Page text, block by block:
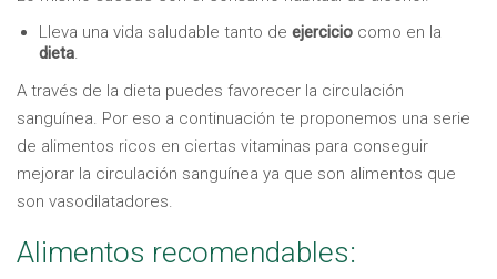
Lleva una vida saludable tanto de ejercicio como en la
dieta.
A través de la dieta puedes favorecer la circulación
sanguínea. Por eso a continuación te proponemos una serie
de alimentos ricos en ciertas vitaminas para conseguir
mejorar la circulación sanguínea ya que son alimentos que
son vasodilatadores.
Alimentos recomendables: